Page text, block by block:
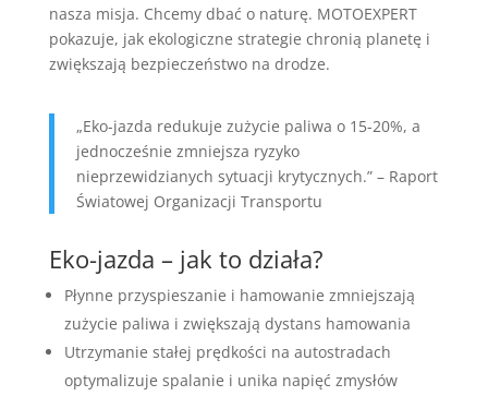
nasza misja. Chcemy dbać o naturę. MOTOEXPERT
pokazuje, jak ekologiczne strategie chronią planetę i
zwiększają bezpieczeństwo na drodze.
„Eko-jazda redukuje zużycie paliwa o 15-20%, a
jednocześnie zmniejsza ryzyko
nieprzewidzianych sytuacji krytycznych.” – Raport
Światowej Organizacji Transportu
Eko-jazda – jak to działa?
Płynne przyspieszanie i hamowanie zmniejszają
zużycie paliwa i zwiększają dystans hamowania
Utrzymanie stałej prędkości na autostradach
optymalizuje spalanie i unika napięć zmysłów